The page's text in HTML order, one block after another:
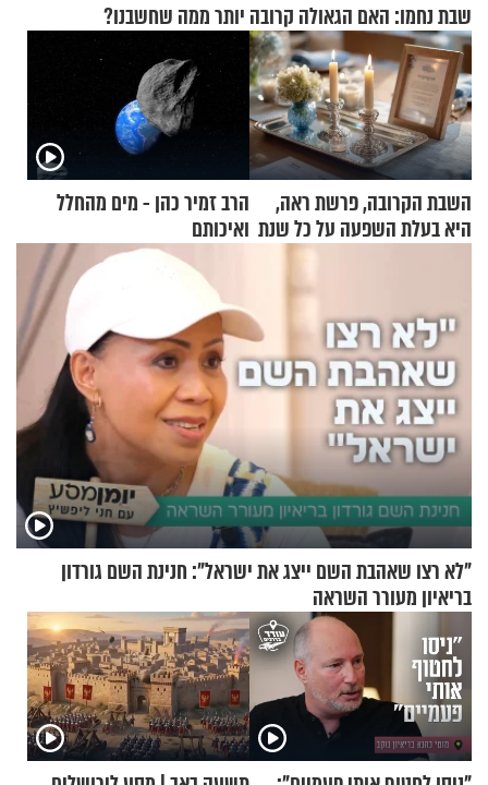
שבת נחמו: האם הגאולה קרובה יותר ממה שחשבנו?
השבת הקרובה, פרשת ראה,
היא בעלת השפעה על כל שנת
הרב זמיר כהן - מים מהחלל
ואיכותם
"לא רצו שאהבת השם ייצג את ישראל": חנינת השם גורדון
בריאיון מעורר השראה